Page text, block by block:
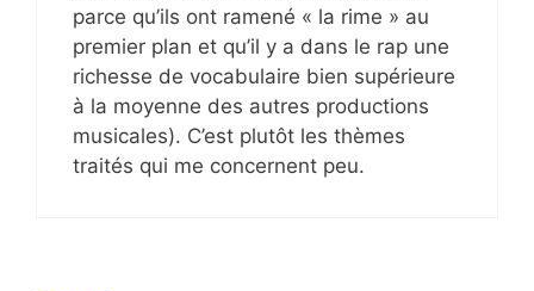
parce qu’ils ont ramené « la rime » au
premier plan et qu’il y a dans le rap une
richesse de vocabulaire bien supérieure
à la moyenne des autres productions
musicales). C’est plutôt les thèmes
traités qui me concernent peu.